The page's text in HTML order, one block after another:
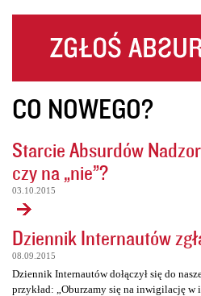
CO NOWEGO?
Starcie Absurdów
czy na „nie”?
03.10.2015
Dziennik Internautów
08.09.2015
Dziennik Internautów dołączył się do
przykład: „Oburzamy się na inwigilację w